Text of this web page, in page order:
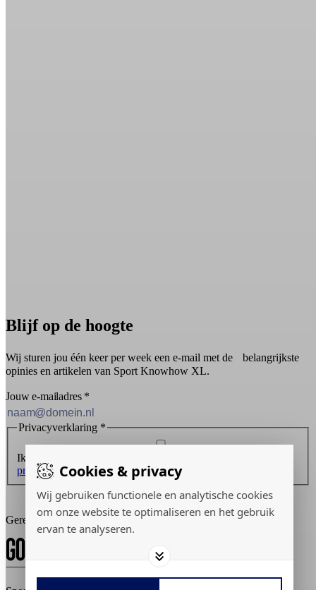
Cookies & privacy
Wij gebruiken functionele en analytische cookies
om onze website te optimaliseren en het gebruik
ervan te analyseren.
Blijf op de hoogte
Wij sturen jou één keer per week een e-mail met de belangrijkste
opinies en artikelen van Sport Knowhow XL.
Jouw e-mailadres *
Privacyverklaring *
Ik ontvang graag de nieuwsbrief en ga akkoord met de
privacyverklaring.
Inschrijven
Gerealiseerd door: